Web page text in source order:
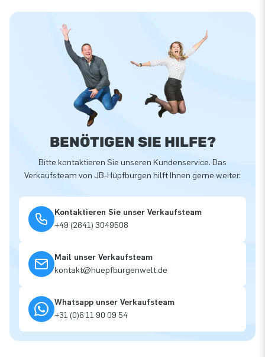
BENÖTIGEN SIE HILFE?
Bitte kontaktieren Sie unseren Kundenservice. Das
Verkaufsteam von JB-Hüpfburgen hilft Ihnen gerne weiter.
Kontaktieren Sie unser Verkaufsteam
+49 (2641) 3049508
Mail unser Verkaufsteam
kontakt@huepfburgenwelt.de
Whatsapp unser Verkaufsteam
+31 (0)6 11 90 09 54